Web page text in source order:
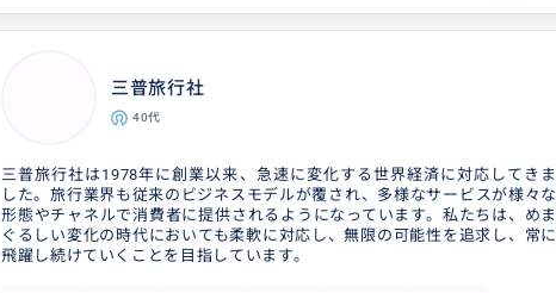
台湾・台北エリアを中心にサポートしています。 1日ガイドをつけ
るほどではないけれど、「少しだけ一緒に回ってほしい」「現地
そんな願いを、TWFinderが叶えます。
得意なジャンル / 分野
三普旅行社
40代
三普旅行社は1978年に創業以来、急速に変化する世界経済に対応してきま
した。旅行業界も従来のビジネスモデルが覆され、多様なサービスが様々な
形態やチャネルで消費者に提供されるようになっています。私たちは、めま
ぐるしい変化の時代においても柔軟に対応し、無限の可能性を追求し、常に
飛躍し続けていくことを目指しています。